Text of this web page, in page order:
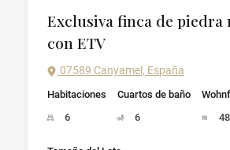
Exclusiva finca de piedra
con ETV
07589 Canyamel, España
Habitaciones
6
Cuartos de baño
6